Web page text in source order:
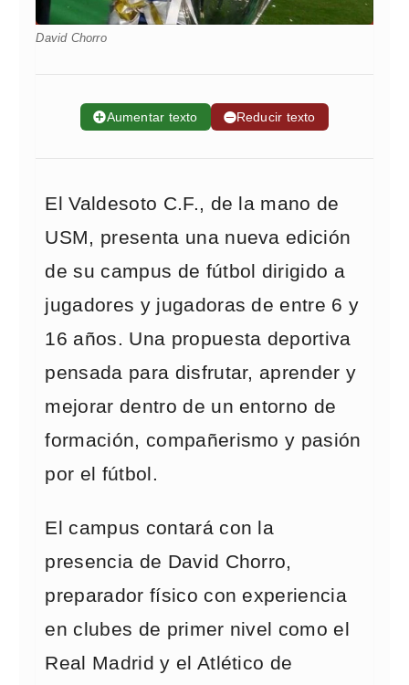
David Chorro
➕Aumentar texto ➖Reducir texto
El Valdesoto C.F., de la mano de
USM, presenta una nueva edición
de su campus de fútbol dirigido a
jugadores y jugadoras de entre 6 y
16 años. Una propuesta deportiva
pensada para disfrutar, aprender y
mejorar dentro de un entorno de
formación, compañerismo y pasión
por el fútbol.
El campus contará con la
presencia de David Chorro,
preparador físico con experiencia
en clubes de primer nivel como el
Real Madrid y el Atlético de